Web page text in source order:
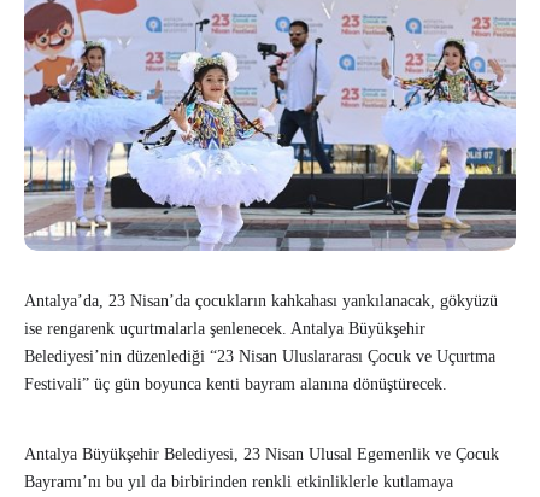
Antalya’da, 23 Nisan’da çocukların kahkahası yankılanacak, gökyüzü
ise rengarenk uçurtmalarla şenlenecek. Antalya Büyükşehir
Belediyesi’nin düzenlediği “23 Nisan Uluslararası Çocuk ve Uçurtma
Festivali” üç gün boyunca kenti bayram alanına dönüştürecek.
Antalya Büyükşehir Belediyesi, 23 Nisan Ulusal Egemenlik ve Çocuk
Bayramı’nı bu yıl da birbirinden renkli etkinliklerle kutlamaya